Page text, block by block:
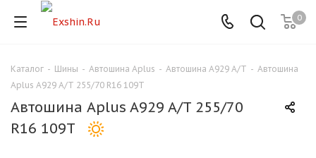
0
Каталог - Шины - Автошина Aplus - Автошина A929 A/T - Автошина
Aplus A929 A/T 255/70 R16 109T
Автошина Aplus A929 A/T 255/70
R16 109T
Для клиентов всех банков
Разбейте
оплатуна части